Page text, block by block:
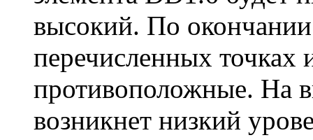
высокий. По
перечисленных точках
противоположные. На
возникнет низкий